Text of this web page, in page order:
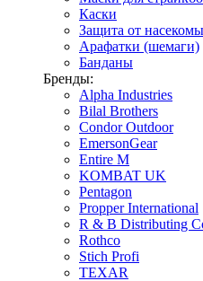
Каски
Защита от
Арафатки (шемаги)
Банданы
Бренды:
Alpha Industries
Bilal Brothers
Condor Outdoor
EmersonGear
Entire M
KOMBAT UK
Pentagon
Propper International
R & B Distributing
Rothco
Stich Profi
TEXAR